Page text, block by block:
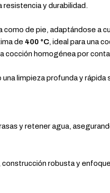
resistencia y durabilidad.
de pie, adaptándose a
de 400 °C, ideal para una
cocción homogénea por
limpieza profunda y rápida
y retener agua,
robusta y